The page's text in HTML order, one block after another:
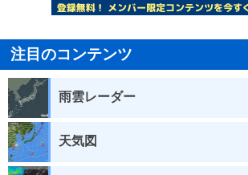
注目のコンテンツ
雨雲レーダー
天気図